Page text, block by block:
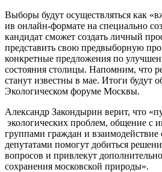
Выборы будут осуществляться как
ив онлайн-формате на специально
кандидат сможет создать личный
представить свою предвыборную
конкретные предложения по
состояния столицы. Напомним, что
станут известны в мае. Итоги будут
Экологическом форуме Москвы.
Александр Закондырин верит, что
экологических проблем, общение с
группами граждан и
депутатами помогут добиться
вопросов и привлекут
сохранения московской природы».